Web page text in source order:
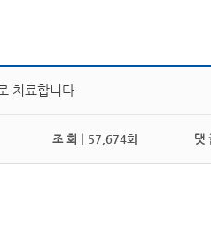
치료합니다
조 회 | 57,674회 댓